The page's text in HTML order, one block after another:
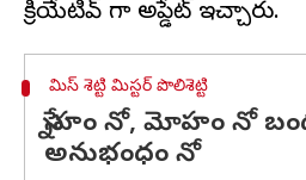
మిస్ శెట్టి మిస్టర్ పొలిశెట్టి
స్నేహం నో, మోహం నో
అనుభంధం నో